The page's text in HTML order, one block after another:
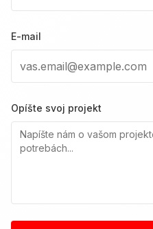
E-mail
Opíšte svoj projekt